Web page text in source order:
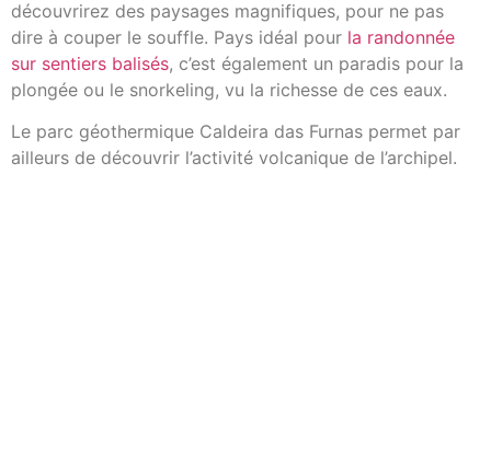
découvrirez des paysages magnifiques, pour ne pas
dire à couper le souffle. Pays idéal pour la randonnée
sur sentiers balisés, c’est également un paradis pour la
plongée ou le snorkeling, vu la richesse de ces eaux.
Le parc géothermique Caldeira das Furnas permet par
ailleurs de découvrir l’activité volcanique de l’archipel.